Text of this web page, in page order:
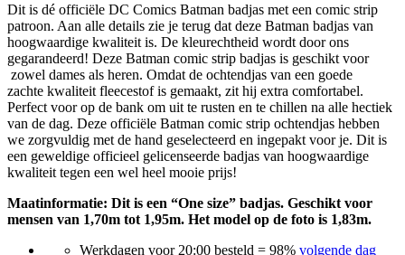
Dit is dé officiële DC Comics Batman badjas met een comic strip
patroon. Aan alle details zie je terug dat deze Batman badjas van
hoogwaardige kwaliteit is. De kleurechtheid wordt door ons
gegarandeerd! Deze Batman comic strip badjas is geschikt voor
zowel dames als heren. Omdat de ochtendjas van een goede
zachte kwaliteit fleecestof is gemaakt, zit hij extra comfortabel.
Perfect voor op de bank om uit te rusten en te chillen na alle hectiek
van de dag. Deze officiële Batman comic strip ochtendjas hebben
we zorgvuldig met de hand geselecteerd en ingepakt voor je. Dit is
een geweldige officieel gelicenseerde badjas van hoogwaardige
kwaliteit tegen een wel heel mooie prijs!
Maatinformatie: Dit is een “One size” badjas. Geschikt voor
mensen van 1,70m tot 1,95m. Het model op de foto is 1,83m.
Werkdagen voor 20:00 besteld = 98% volgende dag